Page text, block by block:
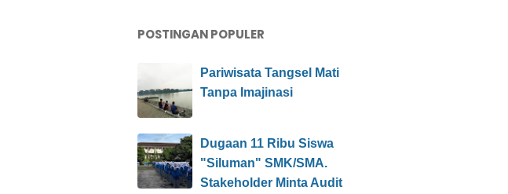
POSTINGAN POPULER
Pariwisata Tangsel Mati
Tanpa Imajinasi
Dugaan 11 Ribu Siswa
"Siluman" SMK/SMA.
Stakeholder Minta Audit